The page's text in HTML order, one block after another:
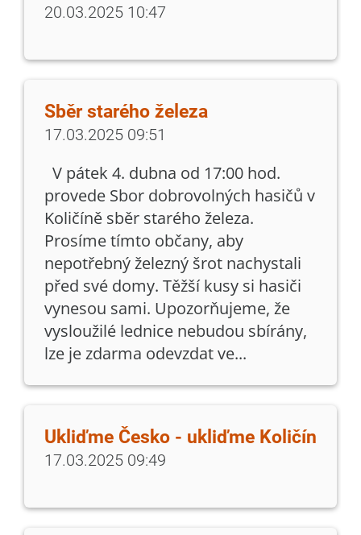
20.03.2025 10:47
Sběr starého železa
17.03.2025 09:51
V pátek 4. dubna od 17:00 hod.
provede Sbor dobrovolných hasičů v
Količíně sběr starého železa.
Prosíme tímto občany, aby
nepotřebný železný šrot nachystali
před své domy. Těžší kusy si hasiči
vynesou sami. Upozorňujeme, že
vysloužilé lednice nebudou sbírány,
lze je zdarma odevzdat ve...
Ukliďme Česko - ukliďme Količín
17.03.2025 09:49